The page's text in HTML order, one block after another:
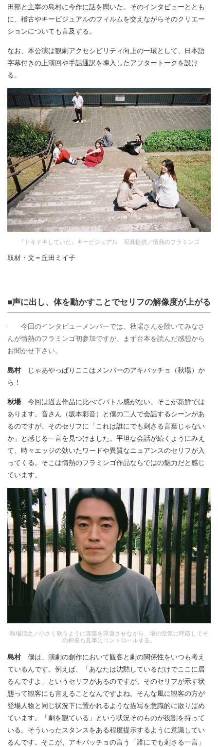
田部と主宰の島村に今作に話を聞いた。そのインタビューととも
に、稽古やキービジュアルのフィルムを交えながらそのクリエー
ションについても言及する。
なお、本公演は観劇アクセシビリティ向上の一環として、日本語
字幕付きの上演回や手話通訳を導入したアフタートークを設け
る。
『ドキドキしていた』キービジュアル 写真提供／情熱のフラミンゴ
取材・文＝丘田ミイ子
■声に出し、体を動かすことでセリフの解像度が上がる
――今回のインタビューメンバーでは、秋場さんを除いてみなさ
んが情熱のフラミンゴ初参加ですが、まず台本を読んだ感想から
お聞かせ下さい。
島村じゃあやっぱりここはメンバーのアキバッチョ（秋場）か
ら！
秋場 今回は過去作品に比べてバトル感がない。そこが新鮮では
あります。音さん（坂本彩音）と僕の二人で会話するシーンがあ
るのですが、そのセリフに「これは誰にでも刺さる言葉じゃない
か」と感じる一言を見つけました。平坦な会話が続くようにみえ
て、時々エッジの効いたワードや異質なニュアンスのセリフが入
ってくる。そこは情熱のフラミンゴ作品ならではの魅力だと感じ
ています。
秋場清之／小さく歌うように言葉を浮遊させながら、場の空気に呼応してそ
の抑揚も見事にコントロールする。
島村僕は、演劇の創作において観客と劇の関係性をいつも考え
ているんです。例えば、「あなたは沈黙しているだけでここに居
るんですよ」というセリフがあるのですが、そのセリフが示す状
態って観客にも言えることなんですよね。そんな風に観客の方が
登場人物と同じ状況下に置かれるような描写を意識的に散りばめ
ています。「劇を観ている」という状況そのものが役割を持って
いる。そういったスタンスをある程度提示するように意識してい
るんです。そこが、アキバッチョの言う「誰にでも刺さる一言」